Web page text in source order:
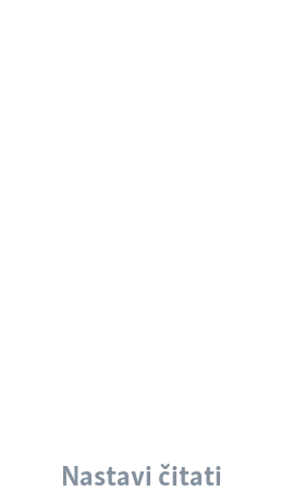
Nastavi čitati